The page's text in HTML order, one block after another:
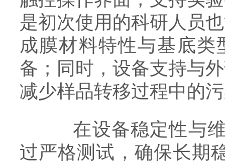
是初次使用的科研人员
成膜材料特性与基底
备；同时，设备支持与
减少样品转移过程中的
在设备稳定性与维
过严格测试，确保长期